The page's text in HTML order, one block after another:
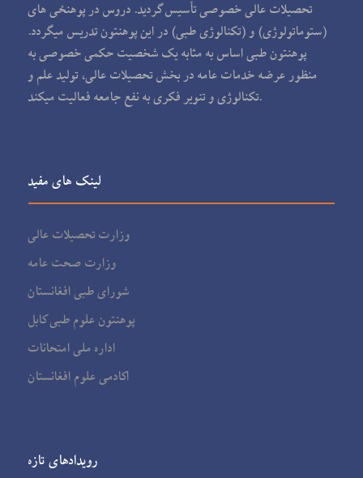
تحصیلات عالی خصوصی تأسیس گردید. دروس در پوهنځی های
(ستوماتولوژی) و (تکنالوژی طبی) در این پوهنتون تدریس می‏گردد.
پوهنتون طبی اساس به مثابه یک شخصیت حکمی خصوصی به
منظور عرضه خدمات عامه در بخش تحصیلات عالی، تولید علم و
تکنالوژی و تنویر فکری به نفع جامعه فعالیت می‏کند.
لینک های مفید
وزارت تحصیلات عالی
وزارت صحت عامه
شورای طبی افغانستان
پوهنتون علوم طبی کابل
اداره ملی امتحانات
اکادمی علوم افغانستان
رویدادهای تازه